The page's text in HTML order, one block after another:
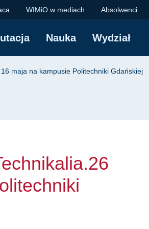
WIMiO w mediach Absolwenci
Nauka Wydział
maja na kampusie Politechniki Gdańskiej